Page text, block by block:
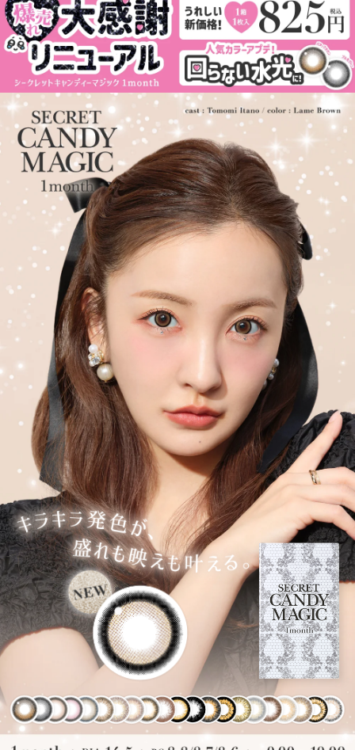
DIA14.5mmの大きめサイズで「盛れる」というキーワードのも
と、元祖ちゅるんカラコン「キャンマジ3番」や黒コンの代表格
「キャンマジ5番」、定番ギャルカラコンの他に水光デザインや太
フチ・細フチデザインといった、トレンド感のあるカラコンを生
み出し続けています。